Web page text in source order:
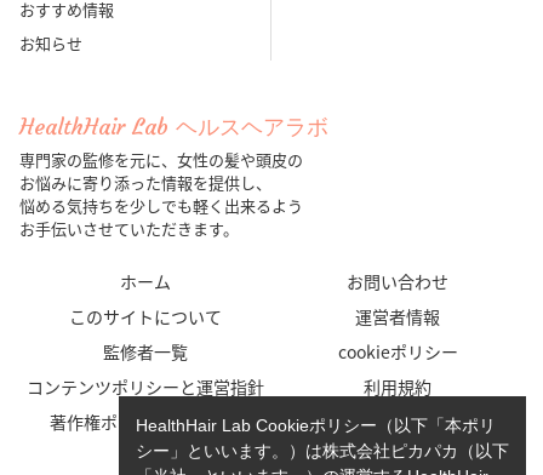
おすすめ情報
お知らせ
HealthHair Lab ヘルスヘアラボ
専門家の監修を元に、女性の髪や頭皮の
お悩みに寄り添った情報を提供し、
悩める気持ちを少しでも軽く出来るよう
お手伝いさせていただきます。
ホーム
お問い合わせ
このサイトについて
運営者情報
監修者一覧
cookieポリシー
コンテンツポリシーと運営指針
利用規約
著作権ポリシー/免責事項
プライバシーポリシー
HealthHair Lab Cookieポリシー（以下「本ポリ
シー」といいます。）は株式会社ピカパカ（以下